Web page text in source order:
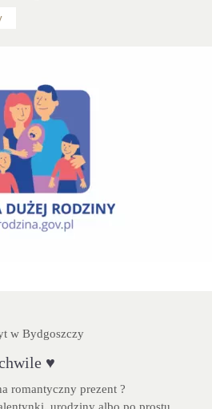
w Bydgoszczy
♥
romantyczny prezent ?